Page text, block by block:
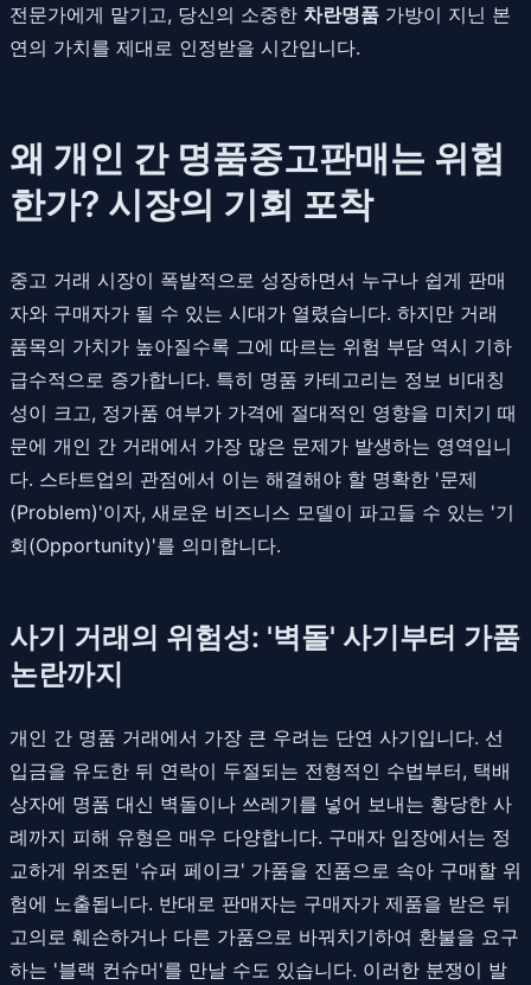
전문가에게 맡기고, 당신의 소중한 차란명품 가방이 지닌 본
연의 가치를 제대로 인정받을 시간입니다.
왜 개인 간 명품중고판매는 위험
한가? 시장의 기회 포착
중고 거래 시장이 폭발적으로 성장하면서 누구나 쉽게 판매
자와 구매자가 될 수 있는 시대가 열렸습니다. 하지만 거래
품목의 가치가 높아질수록 그에 따르는 위험 부담 역시 기하
급수적으로 증가합니다. 특히 명품 카테고리는 정보 비대칭
성이 크고, 정가품 여부가 가격에 절대적인 영향을 미치기 때
문에 개인 간 거래에서 가장 많은 문제가 발생하는 영역입니
다. 스타트업의 관점에서 이는 해결해야 할 명확한 '문제
(Problem)'이자, 새로운 비즈니스 모델이 파고들 수 있는 '기
회(Opportunity)'를 의미합니다.
사기 거래의 위험성: '벽돌' 사기부터 가품
논란까지
개인 간 명품 거래에서 가장 큰 우려는 단연 사기입니다. 선
입금을 유도한 뒤 연락이 두절되는 전형적인 수법부터, 택배
상자에 명품 대신 벽돌이나 쓰레기를 넣어 보내는 황당한 사
례까지 피해 유형은 매우 다양합니다. 구매자 입장에서는 정
교하게 위조된 '슈퍼 페이크' 가품을 진품으로 속아 구매할 위
험에 노출됩니다. 반대로 판매자는 구매자가 제품을 받은 뒤
고의로 훼손하거나 다른 가품으로 바꿔치기하여 환불을 요구
하는 '블랙 컨슈머'를 만날 수도 있습니다. 이러한 분쟁이 발